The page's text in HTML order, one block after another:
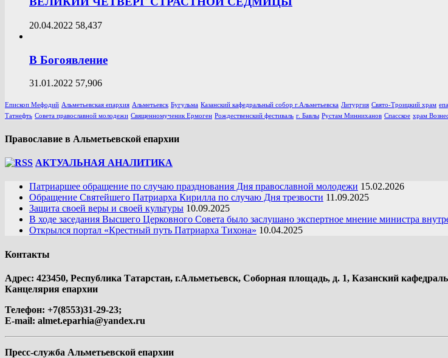
20.04.2022 58,437
В Богоявление
31.01.2022 57,906
Епископ Мефодий Альметьевская епархия Альметьевск Бугульма Казанский кафедральный собор г.Альметьевска Литургия Свято-Троицкий храм
Татнефть Совета православной молодежи Священномученик Ермоген Рождественский фестиваль г. Бавлы Рустам Минниханов Спасское храм
Православие в Альметьевской епархии
АКТУАЛЬНАЯ АНАЛИТИКА
Патриаршее обращение по случаю празднования Дня православной молодежи 15.02.2026
Обращение Святейшего Патриарха Кирилла по случаю Дня трезвости 11.09.2025
Защита своей веры и своей культуры 10.09.2025
В ходе заседания Высшего Церковного Совета было заслушано экспертное мнение министра
Открылся портал «Крестный путь Патриарха Тихона» 10.04.2025
Контакты
Адрес: 423450, Республика Татарстан, г.Альметьевск, Соборная площадь, д. 1, Казанский
Канцелярия епархии
Телефон: +7(8553)31-29-23;
E-mail: almet.eparhia@yandex.ru
Пресс-служба Альметьевской епархии